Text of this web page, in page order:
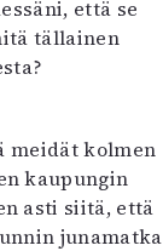
että se
tällainen
meidät kolmen
kaupungin
asti siitä, että
junamatka